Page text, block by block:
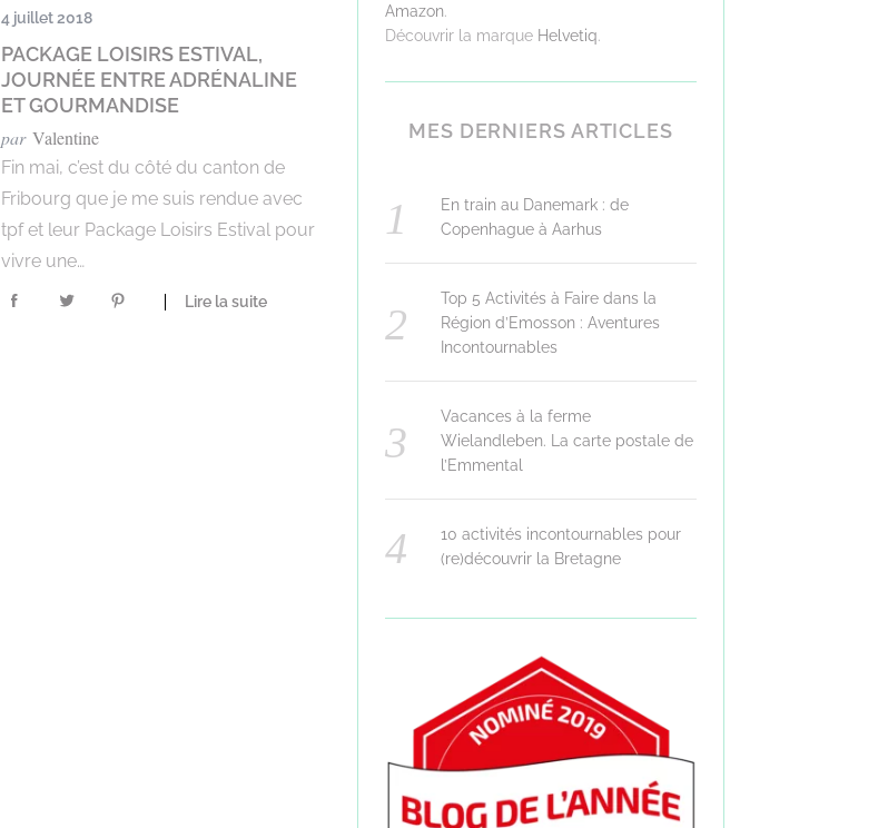
4 juillet 2018
PACKAGE LOISIRS ESTIVAL,
JOURNÉE ENTRE ADRÉNALINE
ET GOURMANDISE
par Valentine
Fin mai, c’est du côté du canton de
Fribourg que je me suis rendue avec
tpf et leur Package Loisirs Estival pour
vivre une…
Lire la suite
Amazon.
Découvrir la marque Helvetiq.
MES DERNIERS ARTICLES
En train au Danemark : de
Copenhague à Aarhus
Top 5 Activités à Faire dans la
Région d’Emosson : Aventures
Incontournables
Vacances à la ferme
Wielandleben. La carte postale de
l’Emmental
10 activités incontournables pour
(re)découvrir la Bretagne